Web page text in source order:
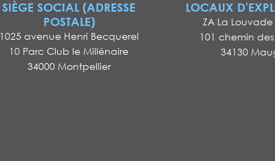
SIÈGE SOCIAL (ADRESSE
POSTALE)
1025 avenue Henri Becquerel
10 Parc Club le Millénaire
34000 Montpellier
LOCAUX
ZA La
101 chemin
34130